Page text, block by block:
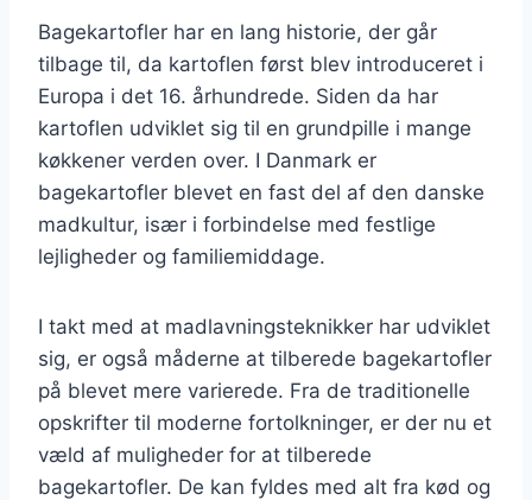
Bagekartofler har en lang historie, der går
tilbage til, da kartoflen først blev introduceret i
Europa i det 16. århundrede. Siden da har
kartoflen udviklet sig til en grundpille i mange
køkkener verden over. I Danmark er
bagekartofler blevet en fast del af den danske
madkultur, især i forbindelse med festlige
lejligheder og familiemiddage.
I takt med at madlavningsteknikker har udviklet
sig, er også måderne at tilberede bagekartofler
på blevet mere varierede. Fra de traditionelle
opskrifter til moderne fortolkninger, er der nu et
væld af muligheder for at tilberede
bagekartofler. De kan fyldes med alt fra kød og